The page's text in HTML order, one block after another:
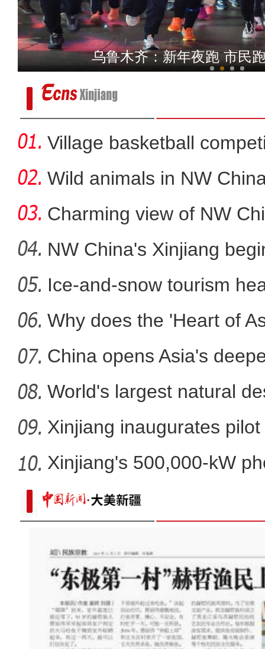
【新疆故事】王若冰：愿做
新疆冰雪游持
“阿克苏是个好地方·四季
乌鲁木齐：新年夜跑 市民
Village basketball
Wild animals in NW
Charming view of NW
NW China's Xinjiang
Ice-and-snow tourism
Why does the 'Heart of
China opens Asia's
World's largest natural
Xinjiang inaugurates
Xinjiang's 500,000-kW
pro